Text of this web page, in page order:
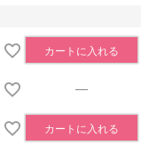
カートに入れる
—
カートに入れる